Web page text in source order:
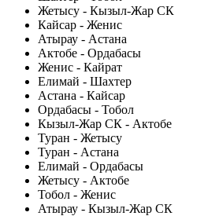
Жетысу - Кызыл-Жар СК
Кайсар - Женис
Атырау - Астана
Актобе - Ордабасы
Женис - Кайрат
Елимай - Шахтер
Астана - Кайсар
Ордабасы - Тобол
Кызыл-Жар СК - Актобе
Туран - Жетысу
Туран - Астана
Елимай - Ордабасы
Жетысу - Актобе
Тобол - Женис
Атырау - Кызыл-Жар СК